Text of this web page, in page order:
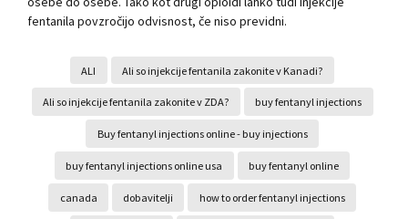
fentanila povzročijo odvisnost, če niso previdni.
ALI Ali so injekcije fentanila zakonite v Kanadi?
Ali so injekcije fentanila zakonite v ZDA? buy fentanyl injections
Buy fentanyl injections online - buy injections
buy fentanyl injections online usa buy fentanyl online
canada dobavitelji how to order fentanyl injections